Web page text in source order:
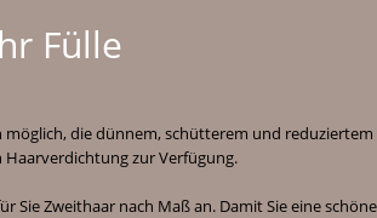
Fülle
die dünnem, schütterem und
zur Verfügung.
Sie Zweithaar nach Maß an. Damit Sie eine